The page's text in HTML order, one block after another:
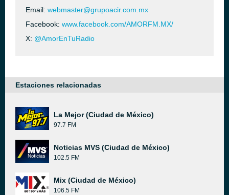
Email: webmaster@grupoacir.com.mx
Facebook: www.facebook.com/AMORFM.MX/
X: @AmorEnTuRadio
Estaciones relacionadas
La Mejor (Ciudad de México)
97.7 FM
Noticias MVS (Ciudad de México)
102.5 FM
Mix (Ciudad de México)
106.5 FM